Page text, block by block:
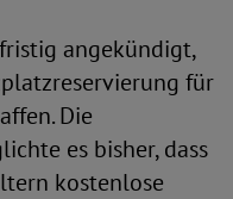
angekündigt,
für
Die
es bisher, dass
kostenlose